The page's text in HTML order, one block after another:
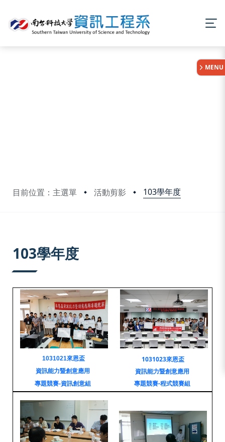
目前位置：主選單 活動剪影 103學年度
MENU
103學年度
1031021來恩盃
資訊能力暨創意應用
專題競賽-資訊創意組
1031023來恩盃
資訊能力暨創意應用
專題競賽-程式競賽組